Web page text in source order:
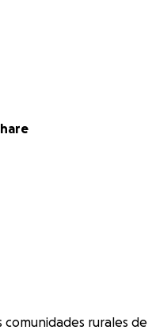
comunidades rurales de